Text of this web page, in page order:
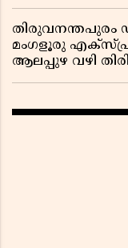
തിരുവനന്തപുരം
മംഗളൂരു
ആലപ്പുഴ വഴി